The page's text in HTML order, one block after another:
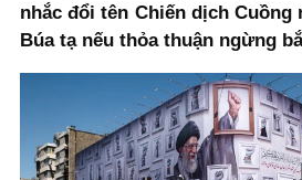
nhắc đổi tên Chiến dịch Cuồng
Búa tạ nếu thỏa thuận ngừng